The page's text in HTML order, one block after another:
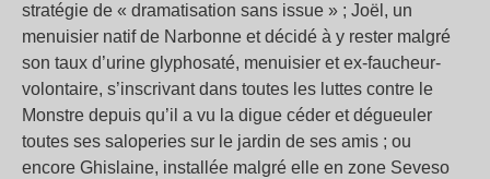
stratégie de « dramatisation sans issue » ; Joël, un
menuisier natif de Narbonne et décidé à y rester malgré
son taux d’urine glyphosaté, menuisier et ex-faucheur-
volontaire, s’inscrivant dans toutes les luttes contre le
Monstre depuis qu’il a vu la digue céder et dégueuler
toutes ses saloperies sur le jardin de ses amis ; ou
encore Ghislaine, installée malgré elle en zone Seveso